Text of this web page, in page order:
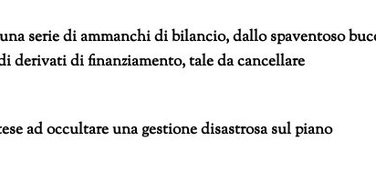
serie di ammanchi di bilancio, dallo spaventoso
derivati di finanziamento, tale da cancellare
ad occultare una gestione disastrosa sul piano